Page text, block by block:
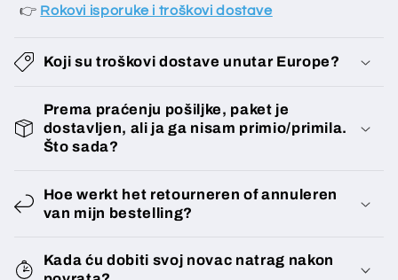
ž
e
i
👉 Rokovi isporuke i troškovi dostave
Koji su troškovi dostave unutar Europe?
Prema praćenju pošiljke, paket je
dostavljen, ali ja ga nisam primio/primila.
Što sada?
Hoe werkt het retourneren of annuleren
van mijn bestelling?
Kada ću dobiti svoj novac natrag nakon